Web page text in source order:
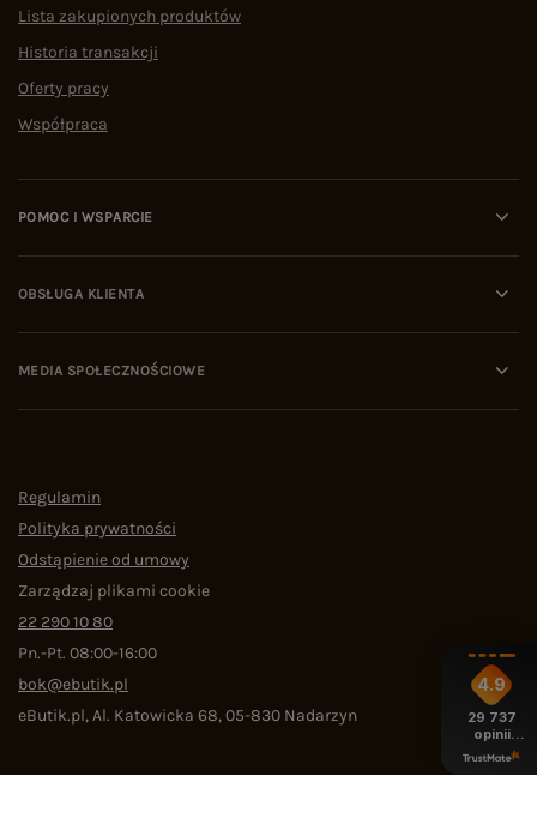
Lista zakupionych produktów
Historia transakcji
Oferty pracy
Współpraca
POMOC I WSPARCIE
OBSŁUGA KLIENTA
MEDIA SPOŁECZNOŚCIOWE
Regulamin
Polityka prywatności
Odstąpienie od umowy
Zarządzaj plikami cookie
22 290 10 80
Pn.-Pt. 08:00-16:00
bok@ebutik.pl
eButik.pl,Al. Katowicka 68,05-830 Nadarzyn
4.9
29 737
opinii
z całego